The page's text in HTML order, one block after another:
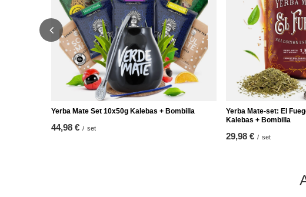
Yerba Mate Set 10x50g Kalebas + Bombilla
44,98 € / set
Yerba Mate-set: El
Kalebas + Bombilla
29,98 € / set